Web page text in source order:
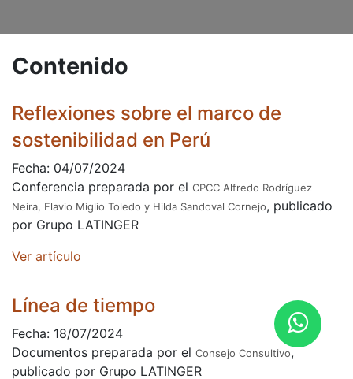
Contenido
Reflexiones sobre el marco de
sostenibilidad en Perú
Fecha: 04/07/2024
Conferencia preparada por el CPCC Alfredo Rodríguez
Neira, Flavio Miglio Toledo y Hilda Sandoval Cornejo, publicado
por Grupo LATINGER
Ver artículo
Línea de tiempo
Fecha: 18/07/2024
Documentos preparada por el Consejo Consultivo,
publicado por Grupo LATINGER